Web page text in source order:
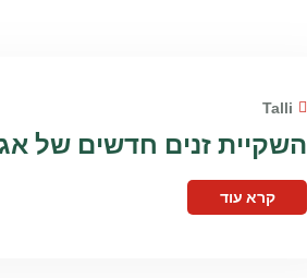
Talli
השקיית זנים חדשים של
קרא עוד